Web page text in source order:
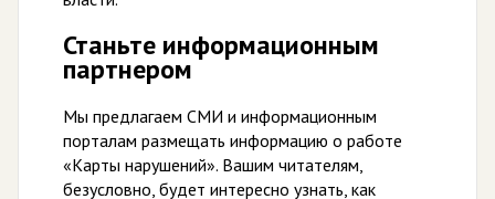
Станьте информационным
партнером
Мы предлагаем СМИ и информационным
порталам размещать информацию о работе
«Карты нарушений». Вашим читателям,
безусловно, будет интересно узнать, как